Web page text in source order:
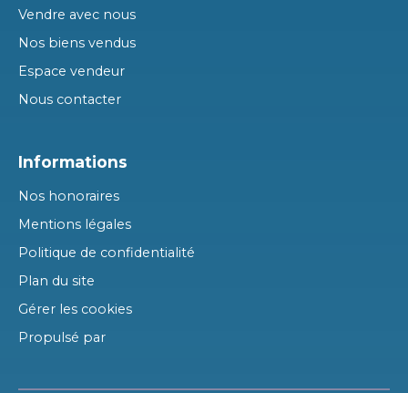
Vendre avec nous
Nos biens vendus
Espace vendeur
Nous contacter
Informations
Nos honoraires
Mentions légales
Politique de confidentialité
Plan du site
Gérer les cookies
Propulsé par